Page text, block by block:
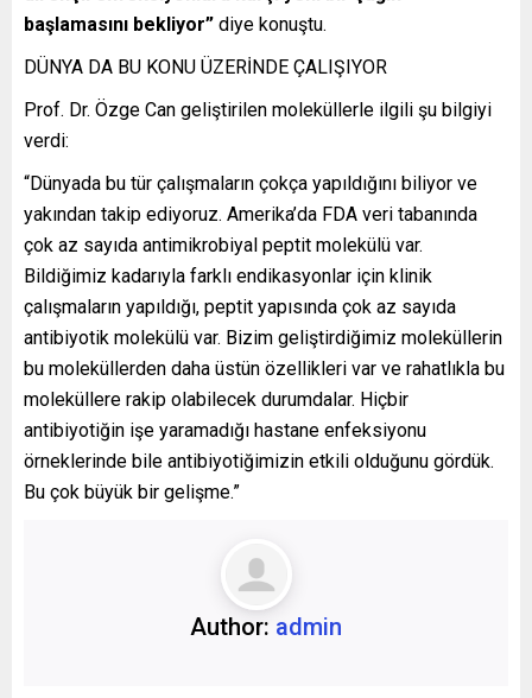
başlamasını bekliyor” diye konuştu.
DÜNYA DA BU KONU ÜZERİNDE ÇALIŞIYOR
Prof. Dr. Özge Can geliştirilen moleküllerle ilgili şu bilgiyi
verdi:
“Dünyada bu tür çalışmaların çokça yapıldığını biliyor ve
yakından takip ediyoruz. Amerika’da FDA veri tabanında
çok az sayıda antimikrobiyal peptit molekülü var.
Bildiğimiz kadarıyla farklı endikasyonlar için klinik
çalışmaların yapıldığı, peptit yapısında çok az sayıda
antibiyotik molekülü var. Bizim geliştirdiğimiz moleküllerin
bu moleküllerden daha üstün özellikleri var ve rahatlıkla bu
moleküllere rakip olabilecek durumdalar. Hiçbir
antibiyotiğin işe yaramadığı hastane enfeksiyonu
örneklerinde bile antibiyotiğimizin etkili olduğunu gördük.
Bu çok büyük bir gelişme.”
Author: admin